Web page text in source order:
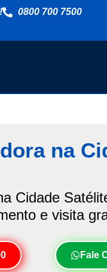
0800 700 7500
na
Cidade
e visita
Fale